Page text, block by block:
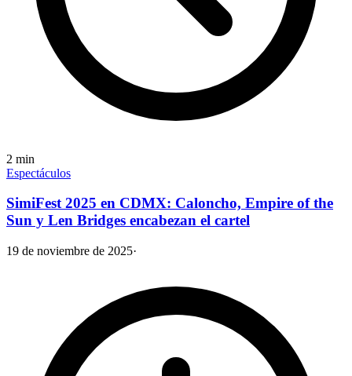
2 min
Espectáculos
SimiFest 2025 en CDMX: Caloncho, Empire of the
Sun y Len Bridges encabezan el cartel
19 de noviembre de 2025·